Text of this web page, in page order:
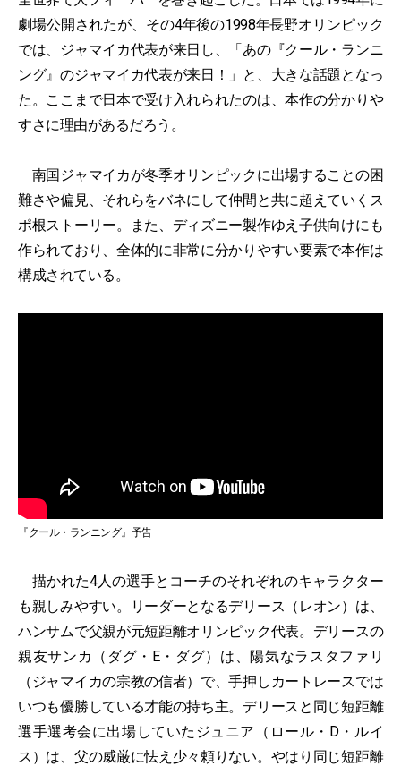
劇場公開されたが、その4年後の1998年長野オリンピック
では、ジャマイカ代表が来日し、「あの『クール・ランニ
ング』のジャマイカ代表が来日！」と、大きな話題となっ
た。ここまで日本で受け入れられたのは、本作の分かりや
すさに理由があるだろう。
南国ジャマイカが冬季オリンピックに出場することの困
難さや偏見、それらをバネにして仲間と共に超えていくス
ポ根ストーリー。また、ディズニー製作ゆえ子供向けにも
作られており、全体的に非常に分かりやすい要素で本作は
構成されている。
『クール・ランニング』予告
描かれた4人の選手とコーチのそれぞれのキャラクター
も親しみやすい。リーダーとなるデリース（レオン）は、
ハンサムで父親が元短距離オリンピック代表。デリースの
親友サンカ（ダグ・E・ダグ）は、陽気なラスタファリ
（ジャマイカの宗教の信者）で、手押しカートレースでは
いつも優勝している才能の持ち主。デリースと同じ短距離
選手選考会に出場していたジュニア（ロール・D・ルイ
ス）は、父の威厳に怯え少々頼りない。やはり同じ短距離